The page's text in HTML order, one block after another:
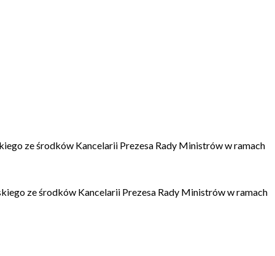
ze środków Kancelarii Prezesa Rady Ministrów w ramach
ze środków Kancelarii Prezesa Rady Ministrów w ramach